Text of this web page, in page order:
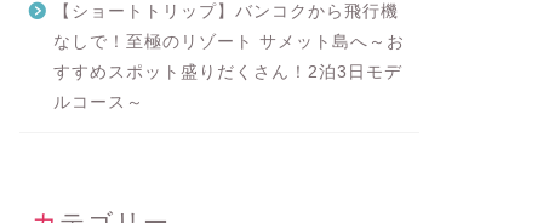
【ショートトリップ】バンコクから飛行機
なしで！至極のリゾート サメット島へ～お
すすめスポット盛りだくさん！2泊3日モデ
ルコース～